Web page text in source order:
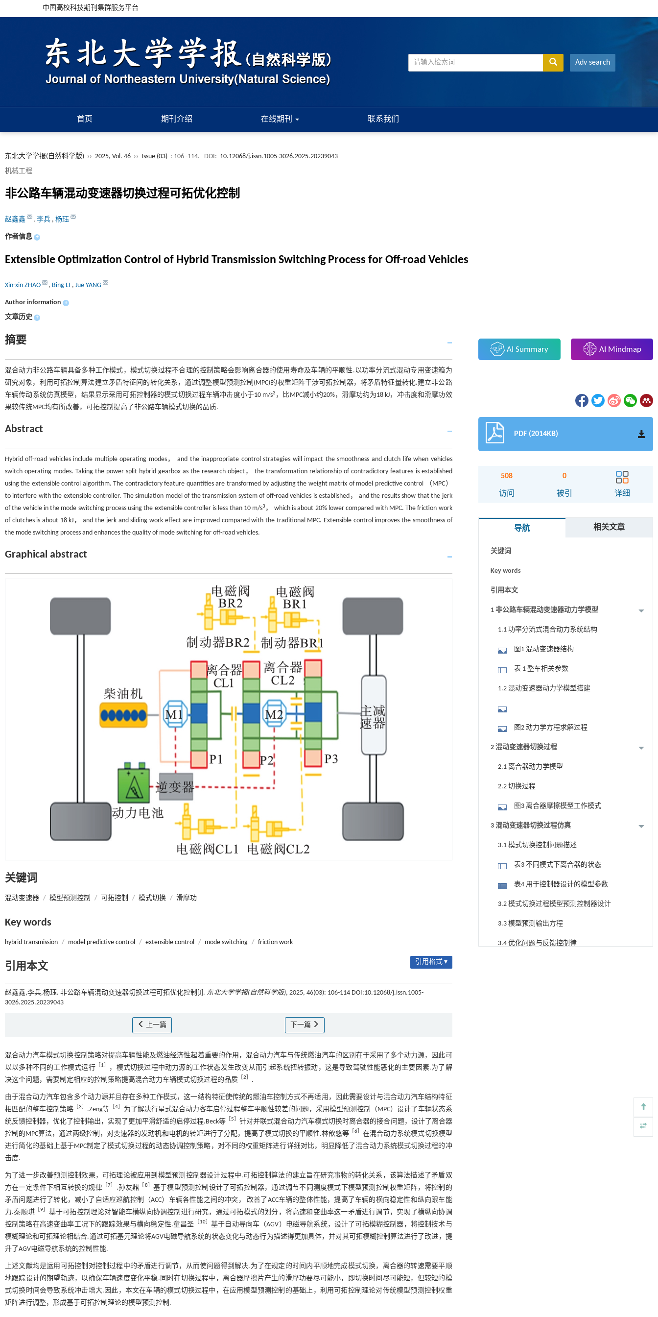
中国高校科技期刊集群服务平台
Adv search
首页 期刊介绍 在线期刊 联系我们
东北大学学报(自然科学版) ›› 2025, Vol. 46 ›› Issue (03) : 106 -114. DOI: 10.12068/j.issn.1005-3026.2025.20239043
机械工程
非公路车辆混动变速器切换过程可拓优化控制
赵鑫鑫 , 李兵 , 杨珏
作者信息 +
Extensible Optimization Control of Hybrid Transmission Switching Process for Off-road Vehicles
Xin-xin ZHAO , Bing LI , Jue YANG
Author information +
文章历史 +
摘要
混合动力非公路车辆具备多种工作模式，模式切换过程不合理的控制策略会影响离合器的使用寿命及车辆的平顺性.以功率分流式混动专用变速箱为
研究对象，利用可拓控制算法建立矛盾特征间的转化关系，通过调整模型预测控制(MPC)的权重矩阵干涉可拓控制器，将矛盾特征量转化.建立非公路
车辆传动系统仿真模型，结果显示采用可拓控制器的模式切换过程车辆冲击度小于10 m/s3 ，比MPC减小约20%，滑摩功约为18 kJ，冲击度和滑摩功效
果较传统MPC均有所改善，可拓控制提高了非公路车辆模式切换的品质.
Abstract
Hybrid off-road vehicles include multiple operating modes， and the inappropriate control strategies will impact the smoothness and clutch life when vehicles
switch operating modes. Taking the power split hybrid gearbox as the research object， the transformation relationship of contradictory features is established
using the extensible control algorithm. The contradictory feature quantities are transformed by adjusting the weight matrix of model predictive control （MPC）
to interfere with the extensible controller. The simulation model of the transmission system of off-road vehicles is established， and the results show that the jerk
of the vehicle in the mode switching process using the extensible controller is less than 10 m/s3 ， which is about 20% lower compared with MPC. The friction work
of clutches is about 18 kJ， and the jerk and sliding work effect are improved compared with the traditional MPC. Extensible control improves the smoothness of
the mode switching process and enhances the quality of mode switching for off-road vehicles.
Graphical abstract
关键词
混动变速器 / 模型预测控制 / 可拓控制 / 模式切换 / 滑摩功
Key words
hybrid transmission / model predictive control / extensible control / mode switching / friction work
引用本文 引用格式 ▾
赵鑫鑫,李兵,杨珏. 非公路车辆混动变速器切换过程可拓优化控制[J]. 东北大学学报(自然科学版), 2025, 46(03): 106-114 DOI:10.12068/j.issn.1005-
3026.2025.20239043
上一篇 下一篇
混合动力汽车模式切换控制策略对提高车辆性能及燃油经济性起着重要的作用，混合动力汽车与传统燃油汽车的区别在于采用了多个动力源，因此可
以以多种不同的工作模式运行［1］
，模式切换过程中动力源的工作状态发生改变从而引起系统扭转振动，这是导致驾驶性能恶化的主要因素.为了解
决这个问题，需要制定相应的控制策略提高混合动力车辆模式切换过程的品质 ［2］ .
由于混合动力汽车包含多个动力源并且存在多种工作模式，这一结构特征使传统的燃油车控制方式不再适用，因此需要设计与混合动力汽车结构特征
相匹配的整车控制策略 ［3］ .Zeng等 ［4］
为了解决行星式混合动力客车启停过程整车平顺性较差的问题，采用模型预测控制（MPC）设计了车辆状态系
统反馈控制器，优化了控制输出，实现了更加平滑舒适的启停过程.Beck等 ［5］针对并联式混合动力汽车模式切换时离合器的接合问题，设计了离合器
控制的MPC算法，通过两级控制，对变速器的发动机和电机的转矩进行了分配，提高了模式切换的平顺性.林歆悠等 ［6］在混合动力系统模式切换模型
进行简化的基础上基于MPC制定了模式切换过程的动态协调控制策略，对不同的权重矩阵进行详细对比，明显降低了混合动力系统模式切换过程的冲
击度.
为了进一步改善预测控制效果，可拓理论被应用到模型预测控制器设计过程中.可拓控制算法的建立旨在研究事物的转化关系，该算法描述了矛盾双
方在一定条件下相互转换的规律［7］ .孙友鼎 ［8］ 基于模型预测控制设计了可拓控制器，通过调节不同测度模式下模型预测控制权重矩阵，将控制的
矛盾问题进行了转化，减小了自适应巡航控制（ACC）车辆各性能之间的冲突， 改善了ACC车辆的整体性能，提高了车辆的横向稳定性和纵向跟车能
力.秦顺琪 ［9］ 基于可拓控制理论对智能车横纵向协调控制进行研究，通过可拓模式的划分，将高速和变曲率这一矛盾进行调节，实现了横纵向协调
控制策略在高速变曲率工况下的跟踪效果与横向稳定性.童昌圣 ［10］ 基于自动导向车（AGV）电磁导航系统，设计了可拓模糊控制器，将控制技术与
模糊理论和可拓理论相结合.通过可拓基元理论将AGV电磁导航系统的状态变化与动态行为描述得更加具体，并对其可拓模糊控制算法进行了改进，提
升了AGV电磁导航系统的控制性能.
上述文献均是运用可拓控制对控制过程中的矛盾进行调节，从而使问题得到解决.为了在规定的时间内平顺地完成模式切换，离合器的转速需要平顺
地跟踪设计的期望轨迹，以确保车辆速度变化平稳.同时在切换过程中，离合器摩擦片产生的滑摩功要尽可能小，即切换时间尽可能短，但较短的模
式切换时间会导致系统冲击增大.因此，本文在车辆的模式切换过程中，在应用模型预测控制的基础上，利用可拓控制理论对传统模型预测控制权重
矩阵进行调整，形成基于可拓控制理论的模型预测控制.
AI Summary AI Mindmap
PDF (2014KB)
508
访问
0
被引 详细
导航 相关文章
摘要
Graphical abstract
关键词
Key words
引用本文
1 非公路车辆混动变速器动力学模型
1.1 功率分流式混合动力系统结构
图1 混动变速器结构
表 1 整车相关参数
1.2 混动变速器动力学模型搭建
图2 动力学方程求解过程
2 混动变速器切换过程
2.1 离合器动力学模型
2.2 切换过程
图3 离合器摩擦模型工作模式
3 混动变速器切换过程仿真
3.1 模式切换控制问题描述
表3 不同模式下离合器的状态
表4 用于控制器设计的模型参数
3.2 模式切换过程模型预测控制器设计
3.3 模型预测输出方程
3.4 优化问题与反馈控制律